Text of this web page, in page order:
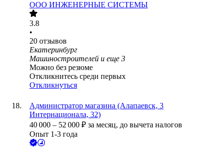
ООО ИНЖЕНЕРНЫЕ СИСТЕМЫ
3.8
•
20 отзывов
Екатеринбург
Машиностроителей и еще 3
Можно без резюме
Откликнитесь среди первых
Откликнуться
Администратор магазина (Алапаевск, 3
Интернационала, 32)
40 000 – 52 000 ₽ за месяц, до вычета налогов
Опыт 1-3 года